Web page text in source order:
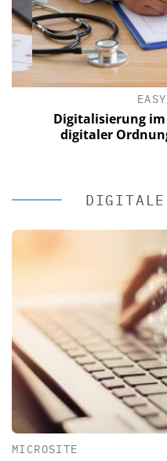
EASY
Digitalisierung im
digitaler Ordnung
MICROSITE